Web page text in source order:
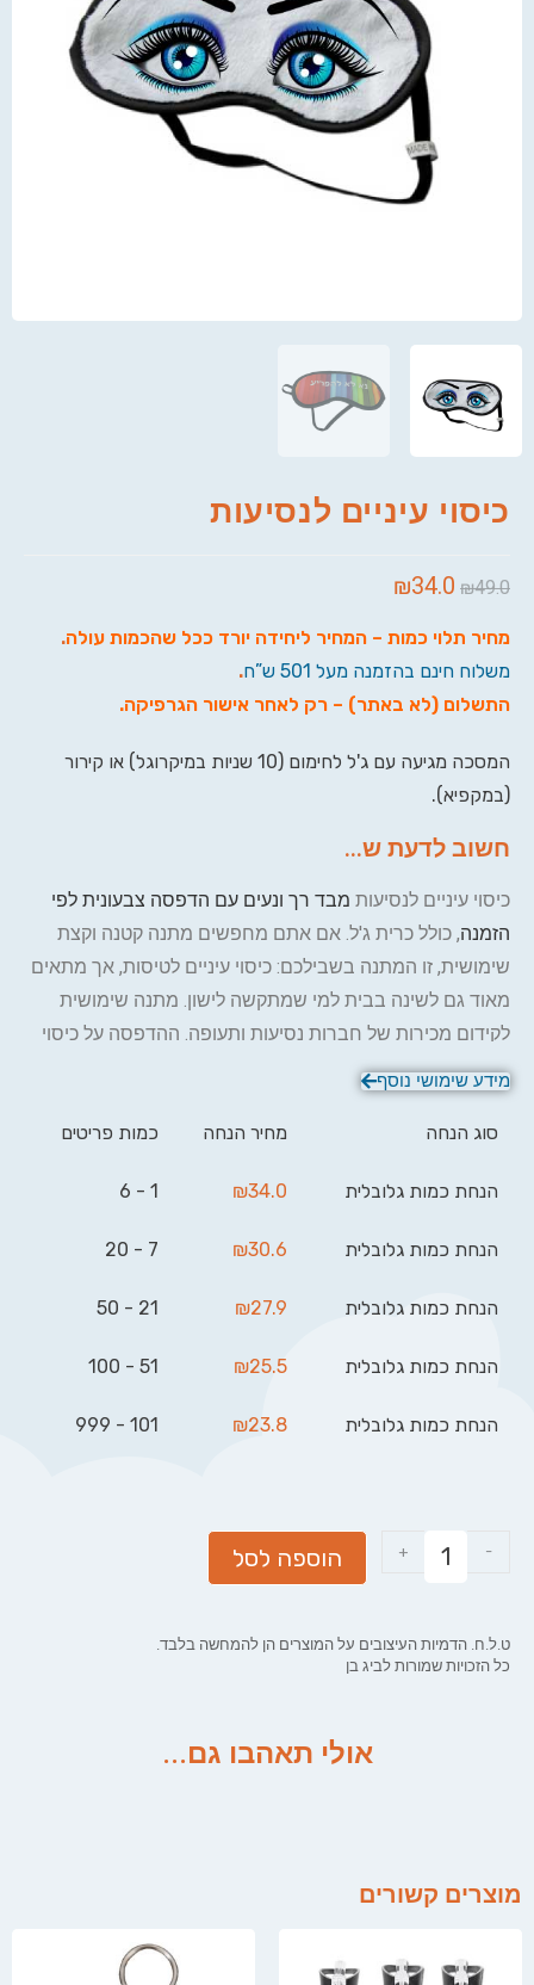
כיסוי עיניים לנסיעות
₪49.0
₪34.0
מחיר תלוי כמות – המחיר ליחידה יורד ככל שהכמות עולה.
משלוח חינם בהזמנה מעל 501 ש”ח
.
התשלום (לא באתר) – רק לאחר אישור הגרפיקה.
המסכה מגיעה עם ג'ל לחימום (10 שניות במיקרוגל) או קירור
(במקפיא).
חשוב לדעת ש...
כיסוי עיניים לנסיעות מבד רך ונעים עם הדפסה צבעונית לפי
הזמנה, כולל כרית ג'ל. אם אתם מחפשים מתנה קטנה וקצת
שימושית, זו המתנה בשבילכם: כיסוי עיניים לטיסות, אך מתאים
מאוד גם לשינה בבית למי שמתקשה לישון. מתנה שימושית
לקידום מכירות של חברות נסיעות ותעופה. ההדפסה על כיסוי
העיניים נעשית לפי הזמנה:
מידע שימושי נוסף
סוג הנחה מחיר הנחה כמות פריטים
הנחת כמות גלובלית ₪34.0
1 - 6
הנחת כמות גלובלית ₪30.6
7 - 20
הנחת כמות גלובלית ₪27.9
21 - 50
הנחת כמות גלובלית ₪25.5
51 - 100
הנחת כמות גלובלית ₪23.8
101 - 999
-
+ הוספה לסל
ט.ל.ח. הדמיות העיצובים על המוצרים הן להמחשה בלבד.
כל הזכויות שמורות לביג בן
אולי תאהבו גם...
מוצרים קשורים